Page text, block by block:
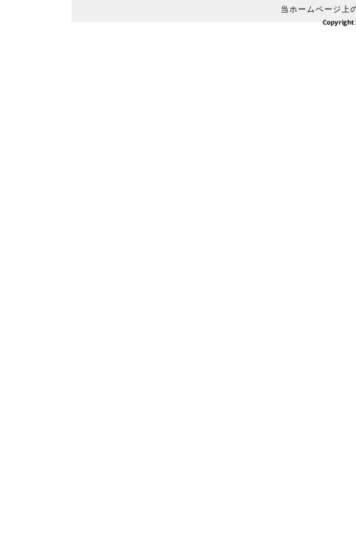
当ホームページ上
Copyright